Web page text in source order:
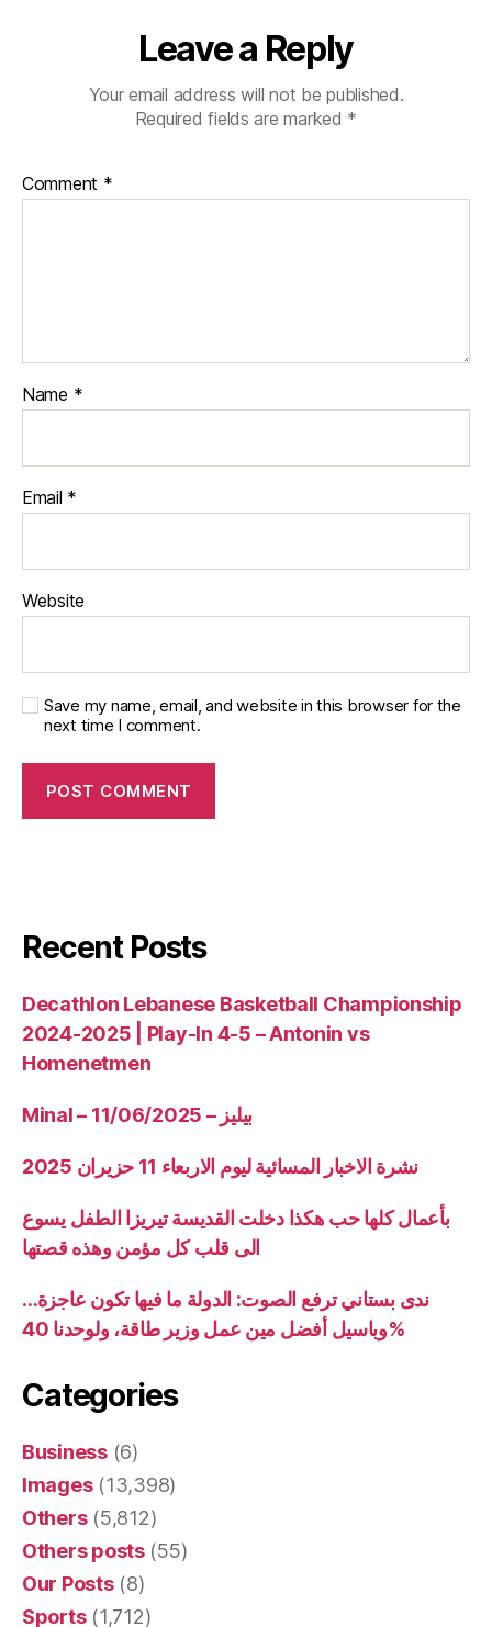
Leave a Reply
Your email address will not be published.
Required fields are marked *
Comment *
Name *
Email *
Website
Save my name, email, and website in this browser for the
next time I comment.
Recent Posts
Decathlon Lebanese Basketball Championship
2024-2025 | Play-In 4-5 – Antonin vs
Homenetmen
Minal – 11/06/2025 – بيليز
نشرة الاخبار المسائية ليوم الاربعاء 11 حزيران 2025
بأعمال كلها حب هكذا دخلت القديسة تيريزا الطفل يسوع
الى قلب كل مؤمن وهذه قصتها
ندى بستاني ترفع الصوت: الدولة ما فيها تكون عاجزة…
وباسيل أفضل مين عمل وزير طاقة، ولوحدنا 40%
Categories
Business(6)
Images(13,398)
Others(5,812)
Others posts(55)
Our Posts(8)
Sports(1,712)